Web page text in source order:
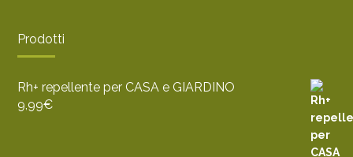
Prodotti
Rh+ repellente per CASA e GIARDINO
9,99€